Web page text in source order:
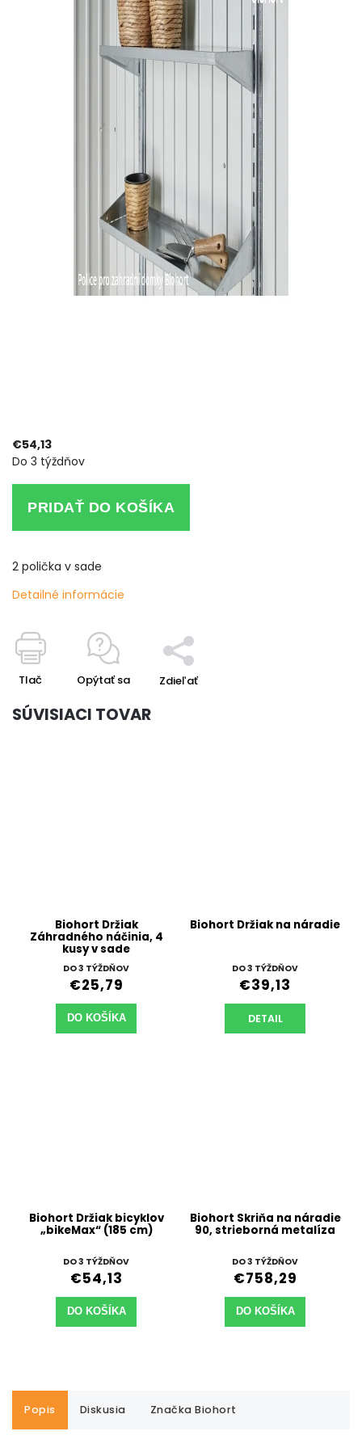
€54,13
Do 3 týždňov
PRIDAŤ DO KOŠÍKA
2 polička v sade
Detailné informácie
Tlač Opýtať sa Zdieľať
SÚVISIACI TOVAR
Biohort Držiak
Záhradného náčinia, 4
kusy v sade
DO 3 TÝŽDŇOV
€25,79
DO KOŠÍKA
Biohort Držiak na náradie
DO 3 TÝŽDŇOV
€39,13
DETAIL
Biohort Držiak bicyklov
„bikeMax“ (185 cm)
DO 3 TÝŽDŇOV
€54,13
DO KOŠÍKA
Biohort Skriňa na náradie
90, strieborná metalíza
DO 3 TÝŽDŇOV
€758,29
DO KOŠÍKA
Popis Diskusia Značka Biohort